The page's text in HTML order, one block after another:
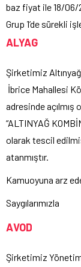
baz fiyat ile 18/06/
Grup 1’de sürekli
ALYAG
Şirketimiz
İbrice Mahallesi
adresinde
“ALTINYAĞ
olarak tescil
atanmıştır.
Kamuoyuna arz
Saygılarımızla
AVOD
Şirketimiz Yönetim